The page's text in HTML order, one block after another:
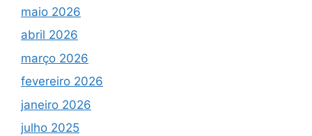
maio 2026
abril 2026
março 2026
fevereiro 2026
janeiro 2026
julho 2025